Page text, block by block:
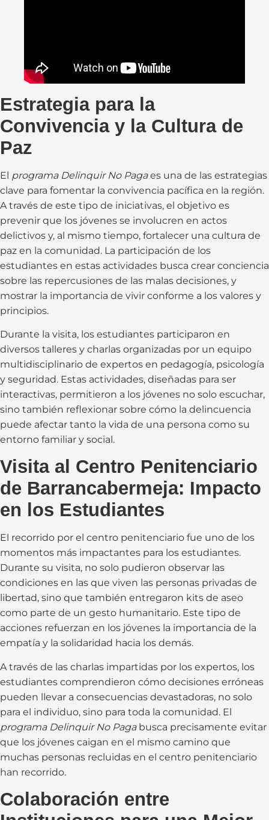
Estrategia para la
Convivencia y la Cultura de
Paz
El programa Delinquir No Pagaes una de las estrategias
clave para fomentar la convivencia pacífica en la región.
A través de este tipo de iniciativas, el objetivo es
prevenir que los jóvenes se involucren en actos
delictivos y, al mismo tiempo, fortalecer una cultura de
paz en la comunidad. La participación de los
estudiantes en estas actividades busca crear conciencia
sobre las repercusiones de las malas decisiones, y
mostrar la importancia de vivir conforme a los valores y
principios.
Durante la visita, los estudiantes participaron en
diversos talleres y charlas organizadas por un equipo
multidisciplinario de expertos en pedagogía, psicología
y seguridad. Estas actividades, diseñadas para ser
interactivas, permitieron a los jóvenes no solo escuchar,
sino también reflexionar sobre cómo la delincuencia
puede afectar tanto la vida de una persona como su
entorno familiar y social.
Visita al Centro Penitenciario
de Barrancabermeja: Impacto
en los Estudiantes
El recorrido por el centro penitenciario fue uno de los
momentos más impactantes para los estudiantes.
Durante su visita, no solo pudieron observar las
condiciones en las que viven las personas privadas de
libertad, sino que también entregaron kits de aseo
como parte de un gesto humanitario. Este tipo de
acciones refuerzan en los jóvenes la importancia de la
empatía y la solidaridad hacia los demás.
A través de las charlas impartidas por los expertos, los
estudiantes comprendieron cómo decisiones erróneas
pueden llevar a consecuencias devastadoras, no solo
para el individuo, sino para toda la comunidad. El
programa Delinquir No Pagabusca precisamente evitar
que los jóvenes caigan en el mismo camino que
muchas personas recluidas en el centro penitenciario
han recorrido.
Colaboración entre